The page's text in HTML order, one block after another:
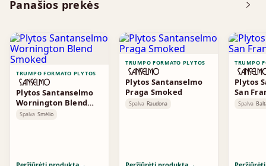
Panašios prekės
TRUMPO FORMATO PLYTOS
Plytos Santanselmo
Wornington Blend
Smoked
Spalva Smėlio
TRUMPO FORMATO PLYTOS
Plytos Santanselmo
Praga Smoked
Spalva Raudona
TRUMPO
Plytos
San
Spalva